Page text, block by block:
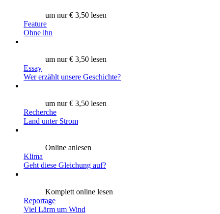
um nur € 3,50 lesen
Feature
Ohne ihn
um nur € 3,50 lesen
Essay
Wer erzählt unsere Geschichte?
um nur € 3,50 lesen
Recherche
Land unter Strom
Online anlesen
Klima
Geht diese Gleichung auf?
Komplett online lesen
Reportage
Viel Lärm um Wind